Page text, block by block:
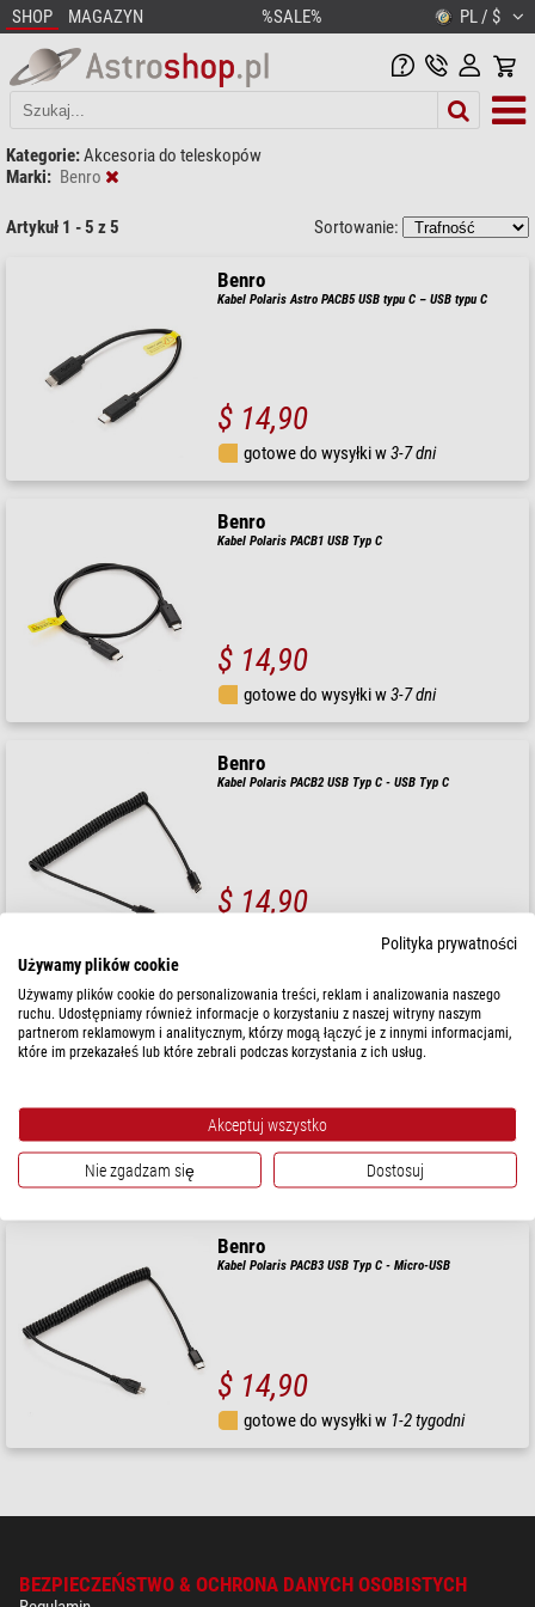
SHOP MAGAZYN %SALE% PL / $
Kategorie:Akcesoria do teleskopów
Marki: Benro
Artykuł 1 - 5 z 5 Sortowanie:
Benro
Kabel Polaris Astro PACB5 USB typu C – USB typu C
$ 14,90
gotowe do wysyłki w3-7 dni
Benro
Kabel Polaris PACB1 USB Typ C
$ 14,90
gotowe do wysyłki w3-7 dni
Benro
Kabel Polaris PACB2 USB Typ C - USB Typ C
$ 14,90
gotowe do wysyłki w24 godziny
Benro
Kabel Polaris PACB4 USB Typ C - Mini-USB
$ 14,90
gotowe do wysyłki w24 godziny
Benro
Kabel Polaris PACB3 USB Typ C - Micro-USB
$ 14,90
gotowe do wysyłki w 1-2 tygodni
BEZPIECZEŃSTWO & OCHRONA DANYCH OSOBISTYCH
Polityka prywatności
Używamy plików cookie
Używamy plików cookie do personalizowania treści, reklam i analizowania naszego
ruchu. Udostępniamy również informacje o korzystaniu z naszej witryny naszym
partnerom reklamowym i analitycznym, którzy mogą łączyć je z innymi informacjami,
które im przekazałeś lub które zebrali podczas korzystania z ich usług.
Akceptuj wszystko
Nie zgadzam się Dostosuj